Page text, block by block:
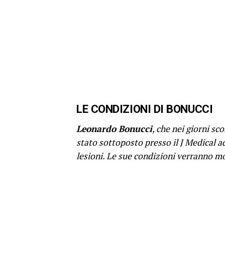
LE CONDIZIONI DI BONUCCI
Leonardo Bonucci, che nei giorni
stato sottoposto presso il J Medical
lesioni. Le sue condizioni verranno